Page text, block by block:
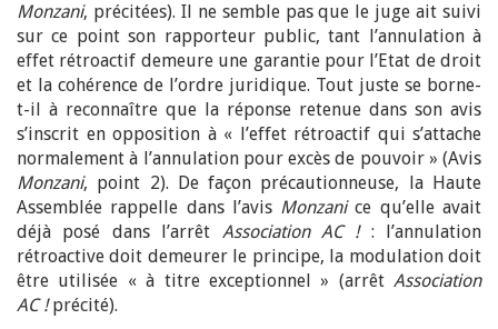
Monzani, précitées). Il ne semble pas que le juge ait suivi
sur ce point son rapporteur public, tant l’annulation à
effet rétroactif demeure une garantie pour l’Etat de droit
et la cohérence de l’ordre juridique. Tout juste se borne-
t-il à reconnaître que la réponse retenue dans son avis
s’inscrit en opposition à « l’effet rétroactif qui s’attache
normalement à l’annulation pour excès de pouvoir » (Avis
Monzani, point 2). De façon précautionneuse, la Haute
Assemblée rappelle dans l’avis Monzanice qu’elle avait
déjà posé dans l’arrêt Association AC ! : l’annulation
rétroactive doit demeurer le principe, la modulation doit
être utilisée « à titre exceptionnel » (arrêt Association
AC !précité).